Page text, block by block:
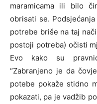
maramicama ili bilo
obrisati se.
potrebe briše na taj
postoji potreba) očisti
Evo kako su
“Zabranjeno je da
potebe pokaže stidno
pokazati, pa je vadžib